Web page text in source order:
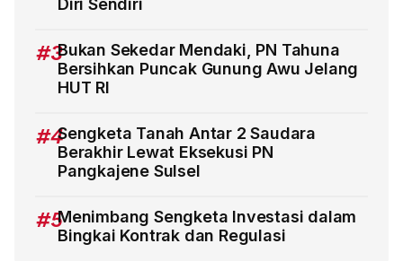
Diri Sendiri
#3Bukan Sekedar Mendaki, PN Tahuna
Bersihkan Puncak Gunung Awu Jelang
HUT RI
#4Sengketa Tanah Antar 2 Saudara
Berakhir Lewat Eksekusi PN
Pangkajene Sulsel
#5Menimbang Sengketa Investasi dalam
Bingkai Kontrak dan Regulasi